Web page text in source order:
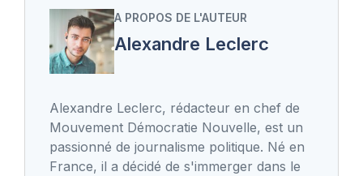
A PROPOS DE L'AUTEUR
Alexandre Leclerc
Alexandre Leclerc, rédacteur en chef de
Mouvement Démocratie Nouvelle, est un
passionné de journalisme politique. Né en
France, il a décidé de s'immerger dans le